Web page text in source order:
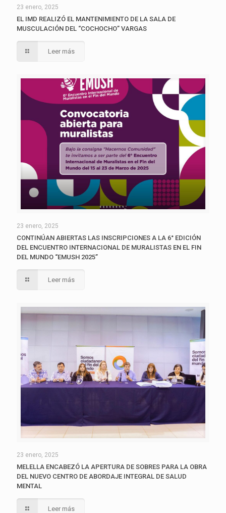
23 enero, 2025
EL IMD REALIZÓ EL MANTENIMIENTO DE LA SALA DE
MUSCULACIÓN DEL “COCHOCHO” VARGAS
Leer más
23 enero, 2025
CONTINÚAN ABIERTAS LAS INSCRIPCIONES A LA 6° EDICIÓN
DEL ENCUENTRO INTERNACIONAL DE MURALISTAS EN EL FIN
DEL MUNDO “EMUSH 2025”
Leer más
23 enero, 2025
MELELLA ENCABEZÓ LA APERTURA DE SOBRES PARA LA OBRA
DEL NUEVO CENTRO DE ABORDAJE INTEGRAL DE SALUD
MENTAL
Leer más